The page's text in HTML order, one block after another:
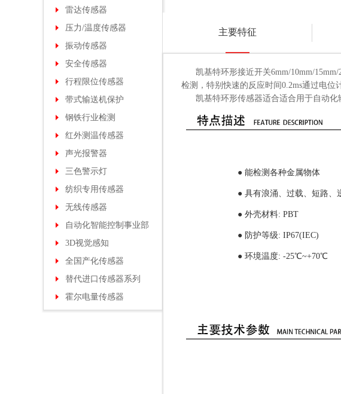
雷达传感器
压力/温度传感器
振动传感器
安全传感器
行程限位传感器
带式输送机保护
钢铁行业检测
红外测温传感器
声光报警器
三色警示灯
纺织专用传感器
无线传感器
自动化智能控制事业部
3D视觉感知
全国产化传感器
替代进口传感器系列
霍尔电量传感器
主要特征
凯基特环形接近开关6mm/10mm/15mm/
检测，特别快速的反应时间0.2ms通过电位
凯基特环形传感器适合适合用于自动化
● 能检测各种金属物体
● 具有浪涌、过载、短路、
● 外壳材料: PBT
● 防护等级: IP67(IEC)
● 环境温度: -25℃~+70℃